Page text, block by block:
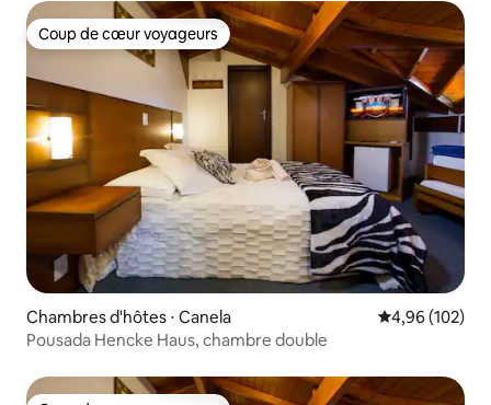
Coup de cœur voyageurs
Coup de cœur voyageurs
Chambres d'hôtes ⋅ Canela Évaluation
4,96 (102)
Pousada Hencke Haus, chambre double